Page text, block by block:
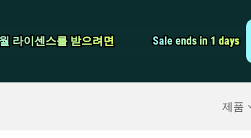
라이센스를 받으려면
라이센스를 받으려면 Sale ends in 1 days
Sale ends in 1 days
제품
스크린 레코더